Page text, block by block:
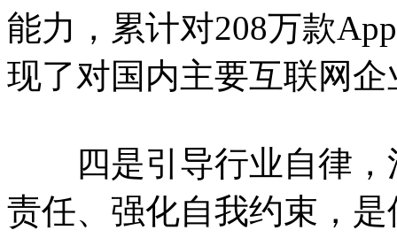
能力，累计对208万款
现了对国内主要互联网
四是引导行业自律，
责任、强化自我约束，